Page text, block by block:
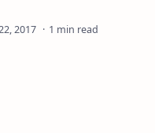
1 min read